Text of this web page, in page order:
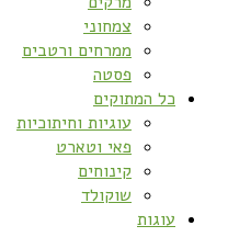
צמחוני
ממרחים ורטבים
פסטה
כל המתוקים
עוגיות וחיתוכיות
פאי וטארט
קינוחים
שוקולד
עוגות